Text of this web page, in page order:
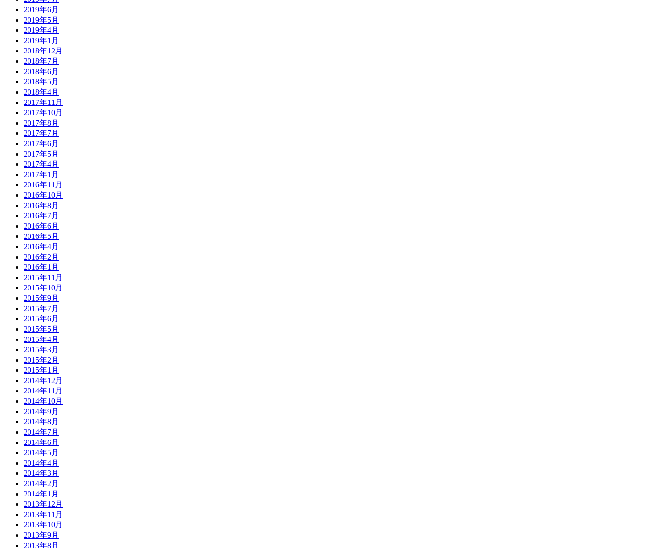
2019年6月
2019年5月
2019年4月
2019年1月
2018年12月
2018年7月
2018年6月
2018年5月
2018年4月
2017年11月
2017年10月
2017年8月
2017年7月
2017年6月
2017年5月
2017年4月
2017年1月
2016年11月
2016年10月
2016年8月
2016年7月
2016年6月
2016年5月
2016年4月
2016年2月
2016年1月
2015年11月
2015年10月
2015年9月
2015年7月
2015年6月
2015年5月
2015年4月
2015年3月
2015年2月
2015年1月
2014年12月
2014年11月
2014年10月
2014年9月
2014年8月
2014年7月
2014年6月
2014年5月
2014年4月
2014年3月
2014年2月
2014年1月
2013年12月
2013年11月
2013年10月
2013年9月
2013年8月